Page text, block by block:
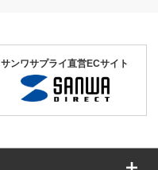
サンワサプライ直営ECサイト